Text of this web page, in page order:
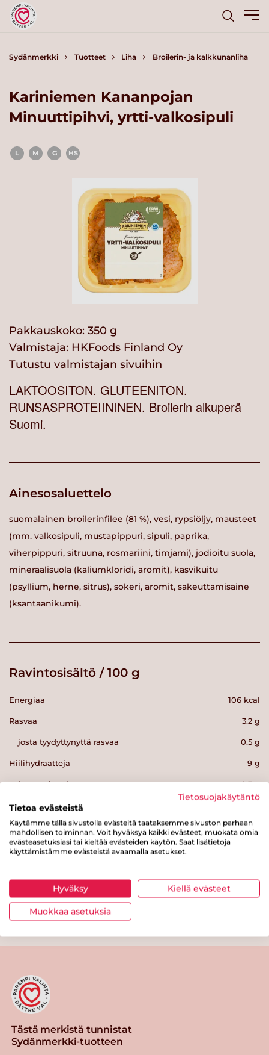
Sydänmerkki Tuotteet Liha Broilerin- ja kalkkunanliha
Kariniemen Kananpojan
Minuuttipihvi, yrtti-valkosipuli
L M G HS
Pakkauskoko: 350 g
Valmistaja: HKFoods Finland Oy
Tutustu valmistajan sivuihin
LAKTOOSITON. GLUTEENITON.
RUNSASPROTEIININEN. Broilerin alkuperä
Suomi.
Ainesosaluettelo
suomalainen broilerinfilee (81 %), vesi, rypsiöljy, mausteet
(mm. valkosipuli, mustapippuri, sipuli, paprika,
viherpippuri, sitruuna, rosmariini, timjami), jodioitu suola,
mineraalisuola (kaliumkloridi, aromit), kasvikuitu
(psyllium, herne, sitrus), sokeri, aromit, sakeuttamisaine
(ksantaanikumi).
Ravintosisältö / 100 g
Energiaa 106 kcal
Rasvaa 3.2 g
josta tyydyttynyttä rasvaa 0.5 g
Hiilihydraatteja 9 g
josta sokereita 0.3 g
Kuitua
Proteiinia 18 g
Suolaa
Tulosta sivu
Tästä merkistä tunnistat
Sydänmerkki-tuotteen
Tietosuojakäytäntö
Tietoa evästeistä
Käytämme tällä sivustolla evästeitä taataksemme sivuston parhaan
mahdollisen toiminnan. Voit hyväksyä kaikki evästeet, muokata omia
evästeasetuksiasi tai kieltää evästeiden käytön. Saat lisätietoja
käyttämistämme evästeistä avaamalla asetukset.
Hyväksy Kiellä evästeet
Muokkaa asetuksia